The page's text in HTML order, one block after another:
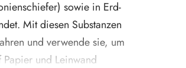
sowie in Erd-
Mit diesen Substanzen
und verwende sie, um
und Leinwand